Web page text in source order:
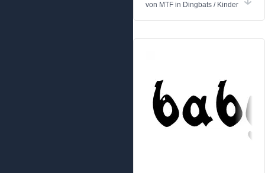
von MTF in Dingbats / Kinder